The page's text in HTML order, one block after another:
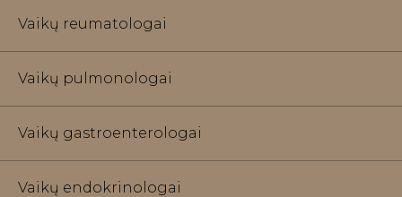
Vaikų reumatologai
Vaikų pulmonologai
Vaikų gastroenterologai
Vaikų endokrinologai